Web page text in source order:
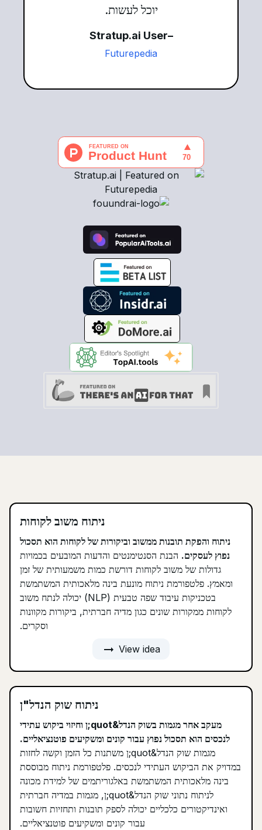
יוכל לעשות.
–Stratup.ai User
Futurepedia
ניתוח משוב לקוחות
ניתוח והפקת תובנות ממשוב וביקורות של לקוחות הוא תסכול
נפוץ לעסקים. הבנת הסנטימנטים והדעות המובעים בכמויות
גדולות של משוב לקוחות דורשת כמות משמעותית של זמן
ומאמץ. פלטפורמת ניתוח מונעת בינה מלאכותית המשתמשת
בטכניקות עיבוד שפה טבעית (NLP) יכולה לנתח משוב
לקוחות ממקורות שונים כגון מדיה חברתית, ביקורות מקוונות
וסקרים.
View idea
arrow_right_alt
ניתוח שוק הנדל"ן
מעקב אחר מגמות בשוק הנדל&quot;ן וחיזוי ביקוש עתידי
לנכסים הוא תסכול נפוץ עבור קונים ומשקיעים פוטנציאליים.
מגמות שוק הנדל&quot;ן משתנות כל הזמן וקשה לחזות
במדויק את הביקוש העתידי לנכסים. פלטפורמת ניתוח מבוססת
בינה מלאכותית המשתמשת באלגוריתמים של למידת מכונה
לניתוח נתוני שוק הנדל&quot;ן, מגמות במדיה חברתית
ואינדיקטורים כלכליים יכולה לספק תובנות ותחזיות חשובות
עבור קונים ומשקיעים פוטנציאליים.